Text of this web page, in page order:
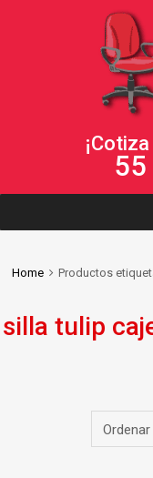
Home Productos
silla tulip